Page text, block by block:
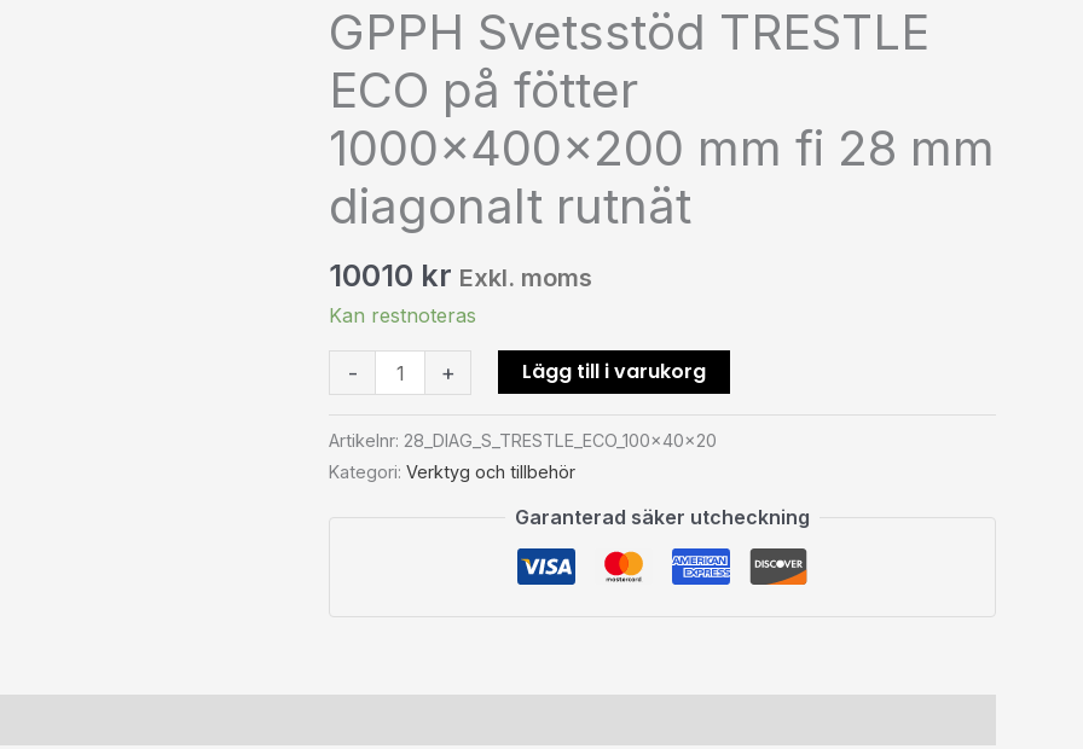
GPPH Svetsstöd TRESTLE
ECO på fötter
1000x400x200 mm fi 28 mm
diagonalt rutnät
10010 kr Exkl. moms
Kan restnoteras
-
ECO
fötter
1000x400x200
mm
28
diagonalt
rutnät
mängd
+ Lägg till i varukorg
Artikelnr: 28_DIAG_S_TRESTLE_ECO_100x40x20
Kategori: Verktyg och tillbehör
Garanterad säker utcheckning